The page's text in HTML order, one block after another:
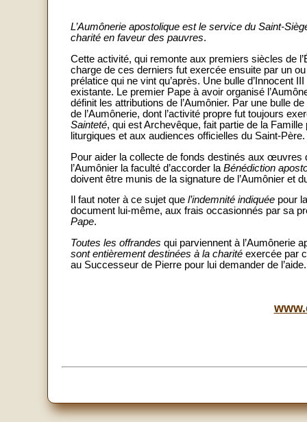
L’Aumônerie apostolique est le service du Saint-
charité en faveur des pauvres.
Cette activité, qui remonte aux premiers siècles de
charge de ces derniers fut exercée ensuite par un
prélatice qui ne vint qu’après. Une bulle d’Innocent
existante. Le premier Pape à avoir organisé
définit les attributions de l’Aumônier. Par une bulle
de l’Aumônerie, dont l’activité propre fut toujours
Sainteté, qui est Archevêque, fait partie de la
liturgiques et aux audiences officielles du Saint-Père.
Pour aider la collecte de fonds destinés aux œuvres
l’Aumônier la faculté d’accorder la Bénédiction
doivent être munis de la signature de l’Aumônier et
Il faut noter à ce sujet que l’indemnité indiquée pour
document lui-même, aux frais occasionnés par sa
Pape.
Toutes les offrandes qui parviennent à l’Aumônerie
sont entièrement destinées à la charité exercée par
au Successeur de Pierre pour lui demander de l’aide.